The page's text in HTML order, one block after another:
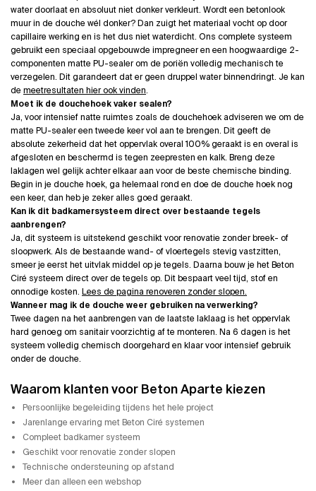
water doorlaat en absoluut niet donker verkleurt. Wordt een betonlook
muur in de douche wél donker? Dan zuigt het materiaal vocht op door
capillaire werking en is het dus niet waterdicht. Ons complete systeem
gebruikt een speciaal opgebouwde impregneer en een hoogwaardige 2-
componenten matte PU-sealer om de poriën volledig mechanisch te
verzegelen. Dit garandeert dat er geen druppel water binnendringt. Je kan
de meetresultaten hier ook vinden.
Moet ik de douchehoek vaker sealen?
Ja, voor intensief natte ruimtes zoals de douchehoek adviseren we om de
matte PU-sealer een tweede keer vol aan te brengen. Dit geeft de
absolute zekerheid dat het oppervlak overal 100% geraakt is en overal is
afgesloten en beschermd is tegen zeepresten en kalk. Breng deze
laklagen wel gelijk achter elkaar aan voor de beste chemische binding.
Begin in je douche hoek, ga helemaal rond en doe de douche hoek nog
een keer, dan heb je zeker alles goed geraakt.
Kan ik dit badkamersysteem direct over bestaande tegels
aanbrengen?
Ja, dit systeem is uitstekend geschikt voor renovatie zonder breek- of
sloopwerk. Als de bestaande wand- of vloertegels stevig vastzitten,
smeer je eerst het uitvlak middel op je tegels. Daarna bouw je het Beton
Ciré systeem direct over de tegels op. Dit bespaart veel tijd, stof en
onnodige kosten. Lees de pagina renoveren zonder slopen.
Wanneer mag ik de douche weer gebruiken na verwerking?
Twee dagen na het aanbrengen van de laatste laklaag is het oppervlak
hard genoeg om sanitair voorzichtig af te monteren. Na 6 dagen is het
systeem volledig chemisch doorgehard en klaar voor intensief gebruik
onder de douche.
Waarom klanten voor Beton Aparte kiezen
Persoonlijke begeleiding tijdens het hele project
Jarenlange ervaring met Beton Ciré systemen
Compleet badkamer systeem
Geschikt voor renovatie zonder slopen
Technische ondersteuning op afstand
Meer dan alleen een webshop